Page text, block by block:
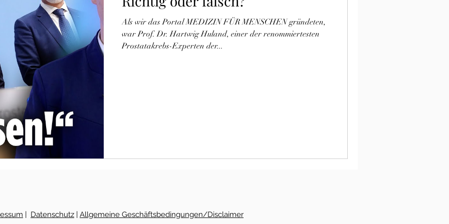
Als wir das Portal MEDIZIN FÜR MENSCHEN gründeten,
war Prof. Dr. Hartwig Huland, einer der renommiertesten
Prostatakrebs-Experten der...
| Datenschutz | Allgemeine Geschäftsbedingungen/Disclaimer